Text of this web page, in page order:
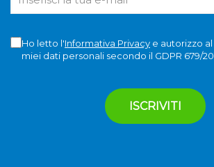
Ho letto l'Informativa Privacye autorizzo
miei dati personali secondo il GDPR 679/